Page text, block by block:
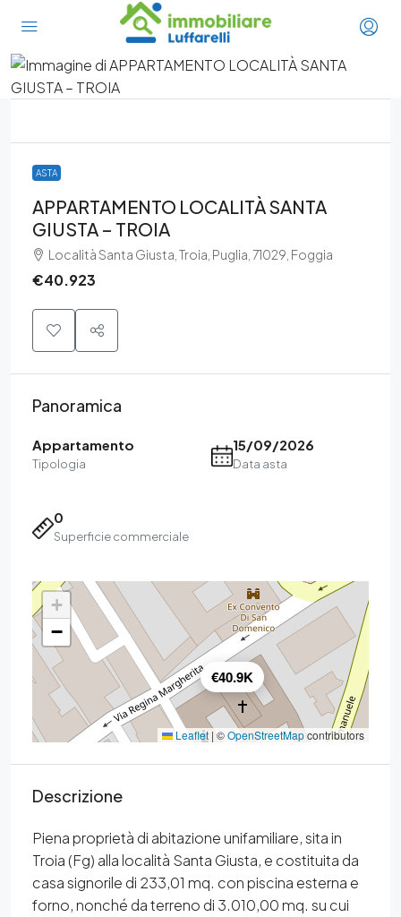
ASTA
APPARTAMENTO LOCALITÀ SANTA
GIUSTA – TROIA
Località Santa Giusta, Troia, Puglia, 71029, Foggia
€40.923
Panoramica
Appartamento
Tipologia
15/09/2026
Data asta
0
Superficie commerciale
€40.9K
+
−
Leaflet | ©OpenStreetMapcontributors
Descrizione
Piena proprietà di abitazione unifamiliare, sita in
Troia (Fg) alla località Santa Giusta, e costituita da
casa signorile di 233,01 mq. con piscina esterna e
forno, nonché da terreno di 3.010,00 mq. su cui